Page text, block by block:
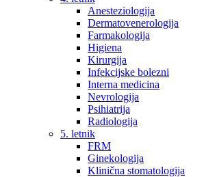
Anesteziologija
Dermatovenerologija
Farmakologija
Higiena
Kirurgija
Infekcijske bolezni
Interna medicina
Nevrologija
Psihiatrija
Radiologija
5. letnik
FRM
Ginekologija
Klinična stomatologija